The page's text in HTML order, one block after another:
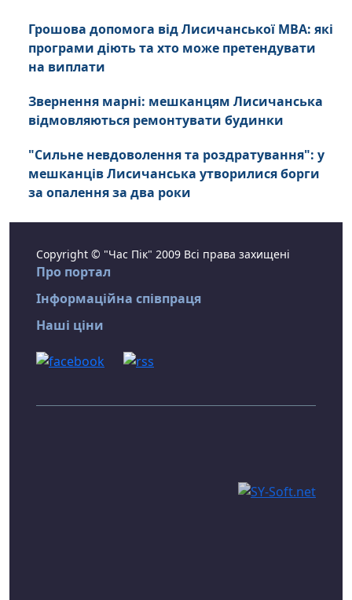
Грошова допомога від Лисичанської МВА: які
програми діють та хто може претендувати
на виплати
Звернення марні: мешканцям Лисичанська
відмовляються ремонтувати будинки
"Сильне невдоволення та роздратування": у
мешканців Лисичанська утворилися борги
за опалення за два роки
Copyright © "Час Пік" 2009 Всі права захищені
Про портал
Інформаційна співпраця
Наші ціни